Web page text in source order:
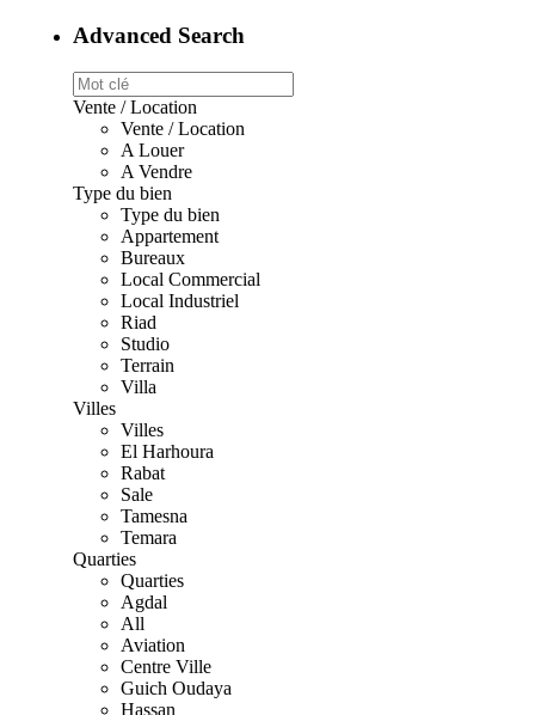
Advanced Search
Vente / Location
Vente / Location
A Louer
A Vendre
Type du bien
Type du bien
Appartement
Bureaux
Local Commercial
Local Industriel
Riad
Studio
Terrain
Villa
Villes
Villes
El Harhoura
Rabat
Sale
Tamesna
Temara
Quarties
Quarties
Agdal
All
Aviation
Centre Ville
Guich Oudaya
Hassan